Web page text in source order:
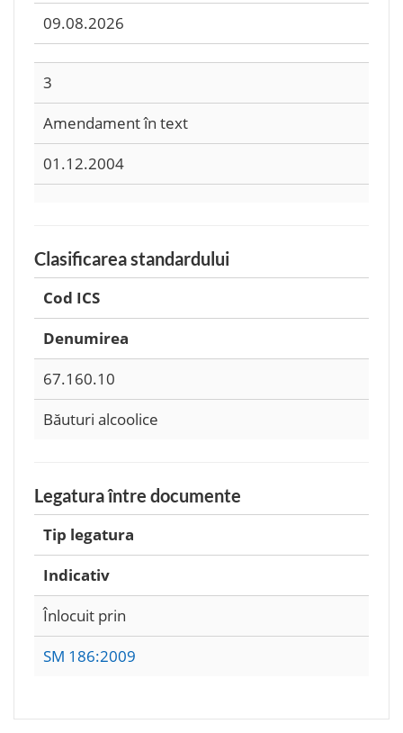
09.08.2026
3
Amendament în text
01.12.2004
Clasificarea standardului
Cod ICS
Denumirea
67.160.10
Băuturi alcoolice
Legatura între documente
Tip legatura
Indicativ
Înlocuit prin
SM 186:2009